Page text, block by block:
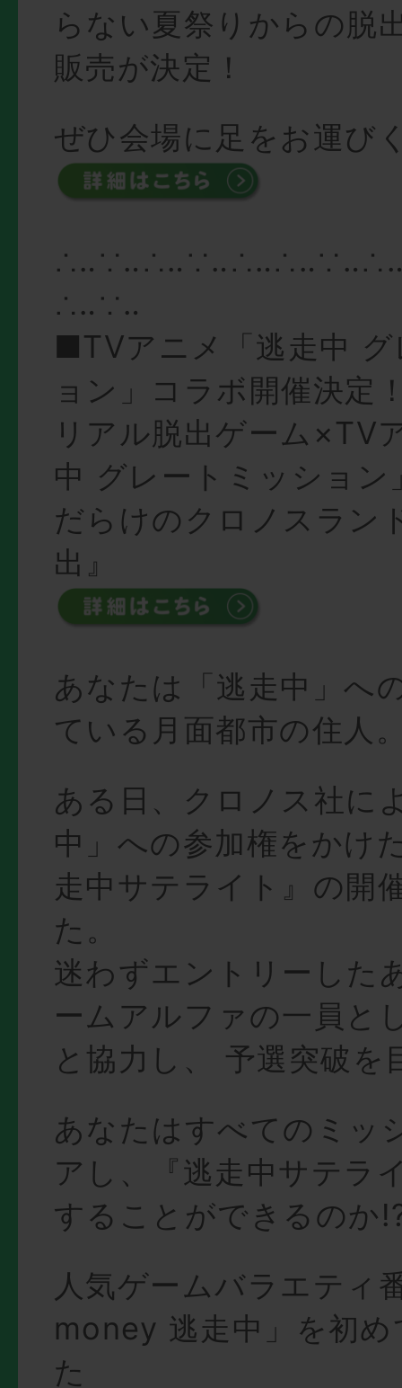
らない夏祭りからの脱
販売が決定！
ぜひ会場に足をお運び
∴‥∵‥
■TVアニメ「逃走中
ョン」コラボ開催決定
リアル脱出ゲーム×TV
中 グレートミッション
だらけのクロノスラン
出』
あなたは「逃走中」へ
ている月面都市の住人
ある日、クロノス社に
中」への参加権をかけ
走中サテライト』の開
た。
迷わずエントリーした
ームアルファの一員と
と協力し、 予選突破を
あなたはすべてのミッ
アし、『逃走中サテラ
することができるのか
人気ゲームバラエティ
money 逃走中」を初
た